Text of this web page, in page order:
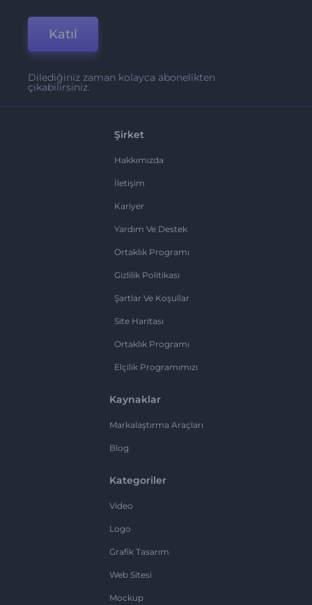
Katıl
Dilediğiniz zaman kolayca abonelikten
çıkabilirsiniz.
Şirket
Hakkımızda
İletişim
Kariyer
Yardım Ve Destek
Ortaklık Programı
Gizlilik Politikası
Şartlar Ve Koşullar
Site Haritası
Ortaklık Programı
Elçilik Programımızı
Kaynaklar
Markalaştırma Araçları
Blog
Kategoriler
Video
Logo
Grafik Tasarım
Web Sitesi
Mockup